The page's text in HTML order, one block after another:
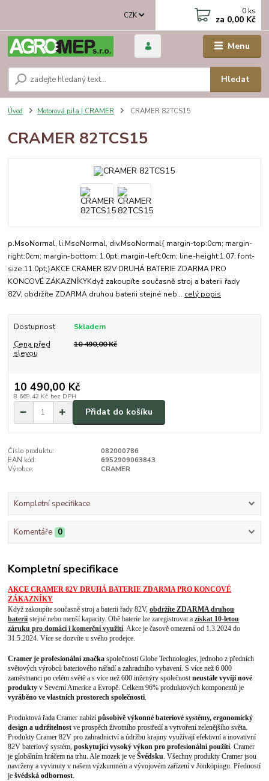
Menu
CZK
Hledat
0 ks
za 0,00 Kč
Úvod Motorová pila | CRAMER CRAMER 82TCS15
CRAMER 82TCS15
p.MsoNormal, li.MsoNormal, div.MsoNormal{ margin-top:0cm; margin-
right:0cm; margin-bottom: 1.0pt; margin-left:0cm; line-height:1.07; font-
size:11.0pt;}AKCE CRAMER 82V DRUHÁ BATERIE ZDARMA PRO
KONCOVÉ ZÁKAZNÍKYKdyž zakoupíte současně stroj a baterii řady
82V, obdržíte ZDARMA druhou baterii stejné neb... celý popis
Dostupnost
Skladem
Cena před
slevou
10 490,00 Kč
10 490,00 Kč
8 669,42 Kč bez DPH
Přidat do košíku
Číslo produktu:
082000786
EAN kód:
6952909063843
Výrobce:
CRAMER
Kompletní specifikace
Komentáře 0
Kompletní specifikace
AKCE CRAMER 82V DRUHÁ BATERIE ZDARMA PRO KONCOVÉ
ZÁKAZNÍKY
Když zakoupíte současně stroj a baterii řady 82V,obdržíte ZDARMA druhou
baterii stejné nebo menší kapacity. Obě baterie lze zaregistrovat azískat 10-letou
záruku pro domácí i komerční využití. Akce je časově omezená od 1.3.2024 do
31.5.2024. Více se dozvíte u svého prodejce.
Cramer je profesionální značka společnosti Globe Technologies, jednoho z předních
světových výrobců bateriového nářadí a zahradního vybavení. S více než 6 000
zaměstnanci po celém světě a s více než 600 inženýry společnostneustále vyvíjí nové
produkty v Severní Americe a Evropě. Celkem 96% produktových komponentů je
vyráběno ve vlastních prostorech společnosti.
Produktová řada Cramer nabízípůsobivě výkonné bateriové systémy, ergonomický
design a udržitelnost ve prospěch životního prostředí a vytvoření zelenějšího světa.
Produkty Cramer 82V pro zahradnictví a údržbu krajiny využívají efektivní a inovativní
82V bateriový systém,poskytující vysoký výkon pro profesionální použití. Cramer
je globálním hráčem na trhu. Ale mozek je veŠvédsku. Všechny produkty Cramer jsou
navrženy a vyvinuty v našem výzkumném a vývojovém zařízení v Jönköpingu. Předností
ješvédská odbornost.